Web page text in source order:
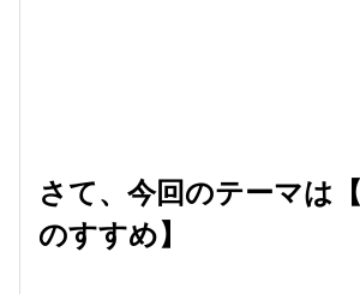
さて、今回のテーマは
のすすめ】